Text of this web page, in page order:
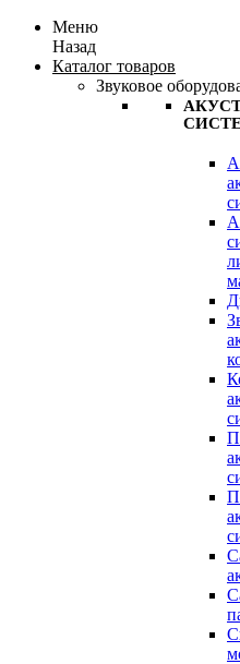
Меню
Назад
Каталог товаров
Звуковое